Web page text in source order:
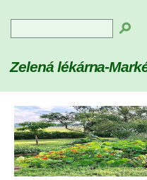
Zelená lékárna-